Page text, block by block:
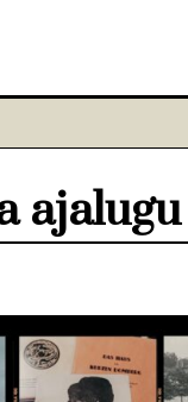
ajalugu